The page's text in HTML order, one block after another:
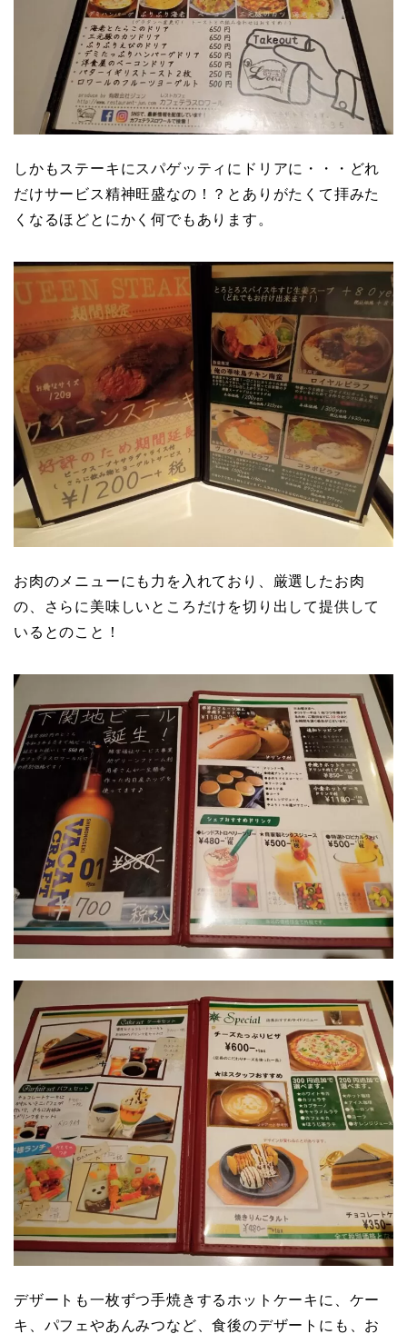
しかもステーキにスパゲッティにドリアに・・・どれ
だけサービス精神旺盛なの！？とありがたくて拝みた
くなるほどとにかく何でもあります。
お肉のメニューにも力を入れており、厳選したお肉
の、さらに美味しいところだけを切り出して提供して
いるとのこと！
デザートも一枚ずつ手焼きするホットケーキに、ケー
キ、パフェやあんみつなど、食後のデザートにも、お